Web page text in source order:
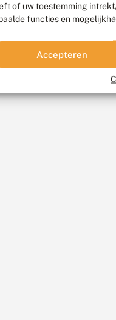
of uw toestemming
functies en
Accepteren